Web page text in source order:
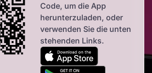
Code, um die App
herunterzuladen, oder
verwenden Sie die unten
stehenden Links.